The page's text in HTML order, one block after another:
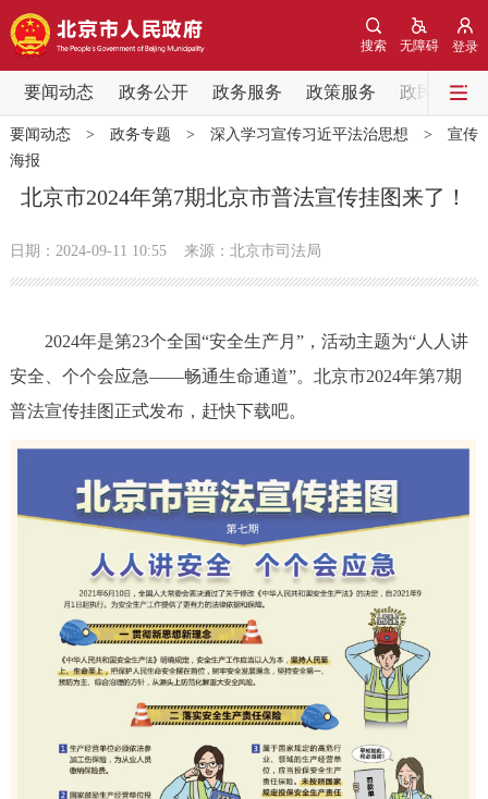
登录
无障碍
搜索
要闻动态 政务公开 政务服务 政策服务 政民互动
要闻动态
党中央精神 国务院信息 中央部委动态
北京要闻 会议信息 部门动态
各区热点
市领导 机构职能 政策服务
政策兑现 政策解读 回应关切
决策公开 专题公开
政务服务
个人服务 法人服务 部门服务
便民服务 利企服务 投资项目
中介服务 阳光政务
要闻动态> 政务专题 > 深入学习宣传习近平法治思想 > 宣传
海报
北京市2024年第7期北京市普法宣传挂图来了！
日期：2024-09-11 10:55 来源：北京市司法局
2024年是第23个全国“安全生产月”，活动主题为“人人讲
安全、个个会应急——畅通生命通道”。北京市2024年第7期
普法宣传挂图正式发布，赶快下载吧。